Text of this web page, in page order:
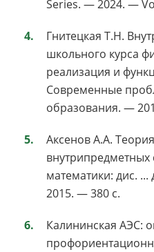
Series. — 2024. —
Гнитецкая Т.Н.
школьного курса
реализация и
Современные
образования. —
Аксенов А.А.
математики: дис.
2015. — 380 с.
Калининская АЭС: